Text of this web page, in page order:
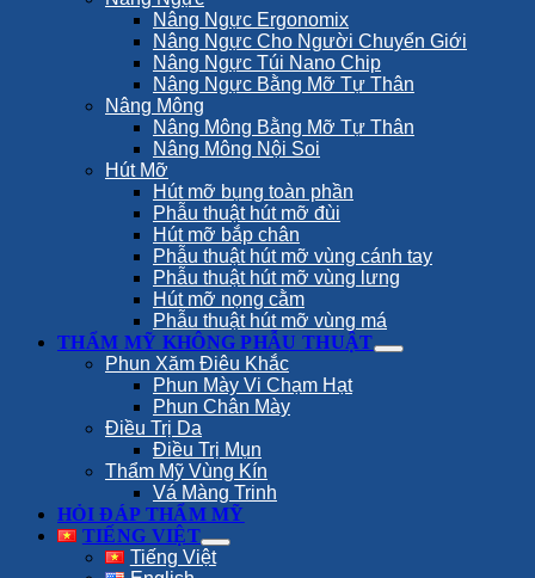
Nâng Ngực Ergonomix
Nâng Ngực Cho Người Chuyển Giới
Nâng Ngực Túi Nano Chip
Nâng Ngực Bằng Mỡ Tự Thân
Nâng Mông
Nâng Mông Bằng Mỡ Tự Thân
Nâng Mông Nội Soi
Hút Mỡ
Hút mỡ bụng toàn phần
Phẫu thuật hút mỡ đùi
Hút mỡ bắp chân
Phẫu thuật hút mỡ vùng cánh tay
Phẫu thuật hút mỡ vùng lưng
Hút mỡ nọng cằm
Phẫu thuật hút mỡ vùng má
THẨM MỸ KHÔNG PHẪU THUẬT
Phun Xăm Điêu Khắc
Phun Mày Vi Chạm Hạt
Phun Chân Mày
Điều Trị Da
Điều Trị Mụn
Thẩm Mỹ Vùng Kín
Vá Màng Trinh
HỎI ĐÁP THẨM MỸ
TIẾNG VIỆT
Tiếng Việt